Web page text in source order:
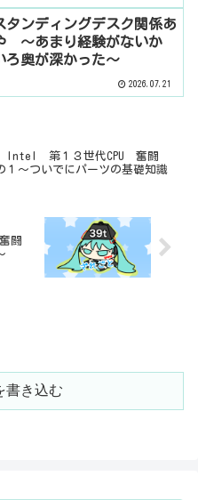
タンディングデスク関係あ
～あまり経験がないか
ろ奥が深かった～
2026.07.21
Intel 第１３世代CPU 奮闘
～ついでにパーツの基礎知識
闘
書き込む